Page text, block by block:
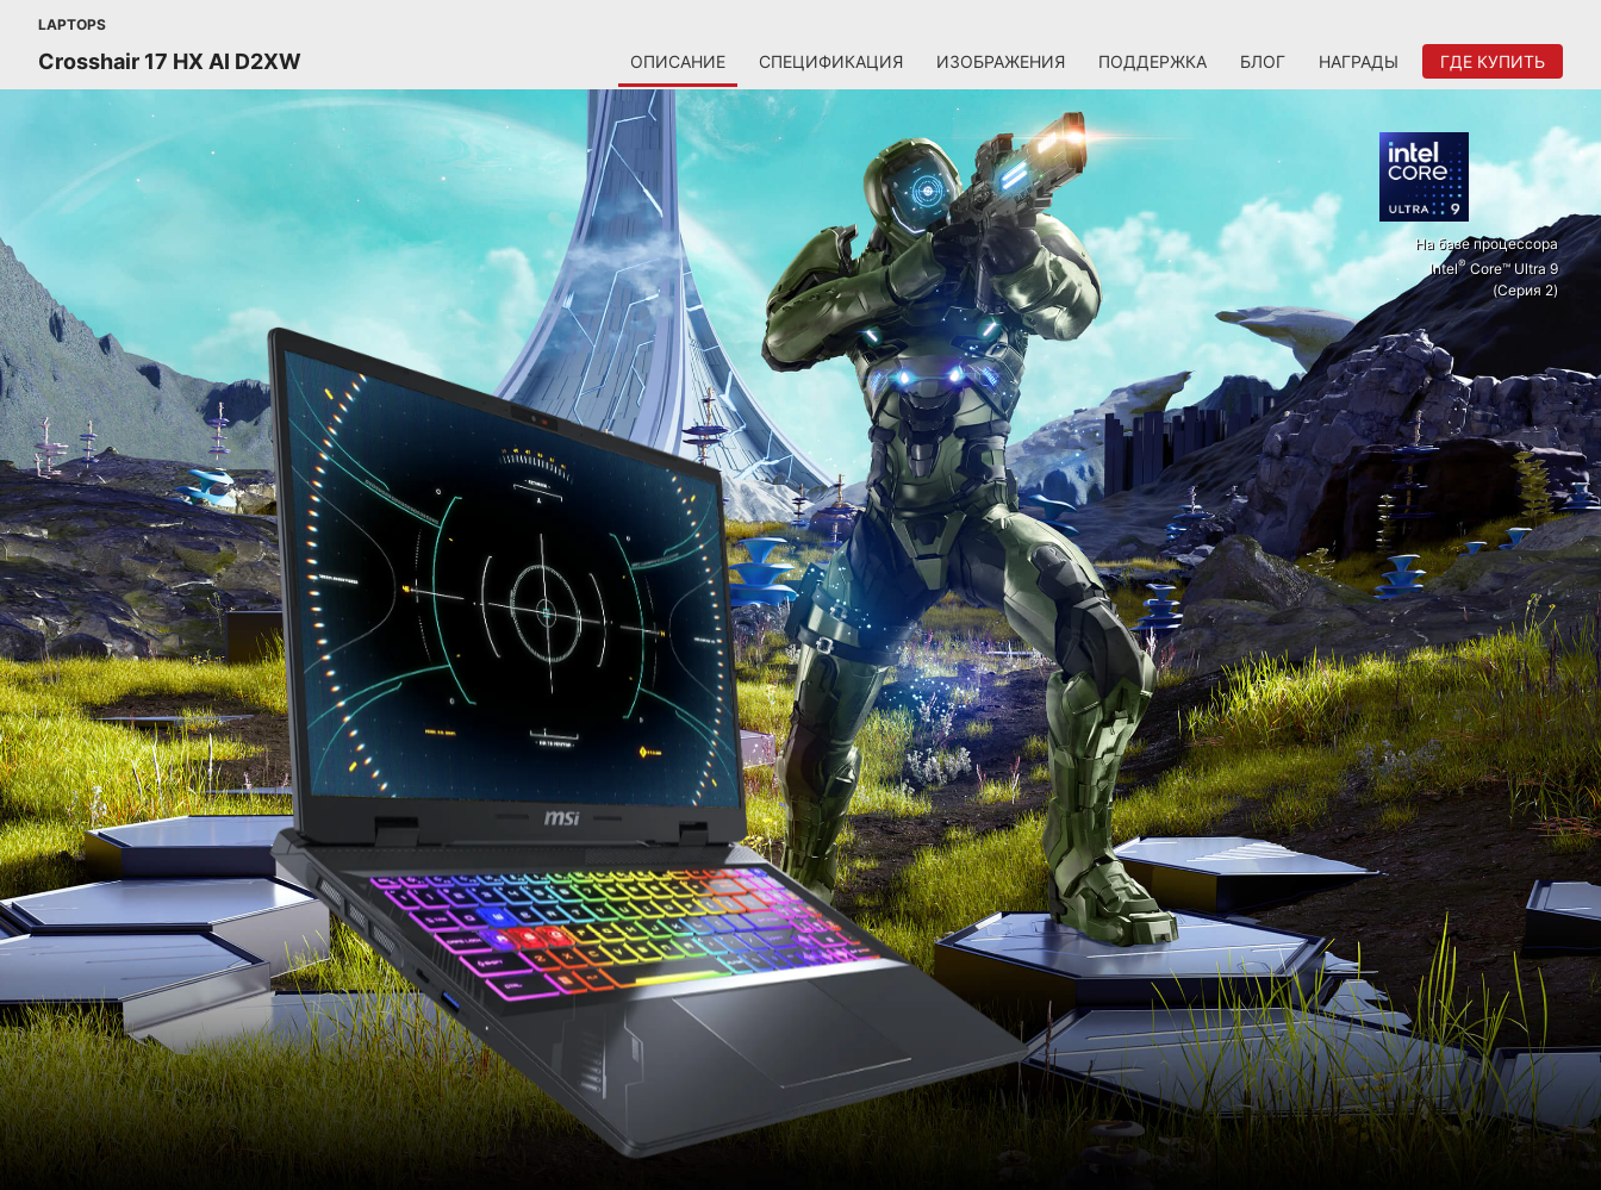
LAPTOPS
Crosshair 17 HX AI D2XW ОПИСАНИЕ СПЕЦИФИКАЦИЯ ИЗОБРАЖЕНИЯ ПОДДЕРЖКА БЛОГ НАГРАДЫ ГДЕ КУПИТЬ
На базе процессора
Intel®Core™ Ultra 9
(Серия 2)